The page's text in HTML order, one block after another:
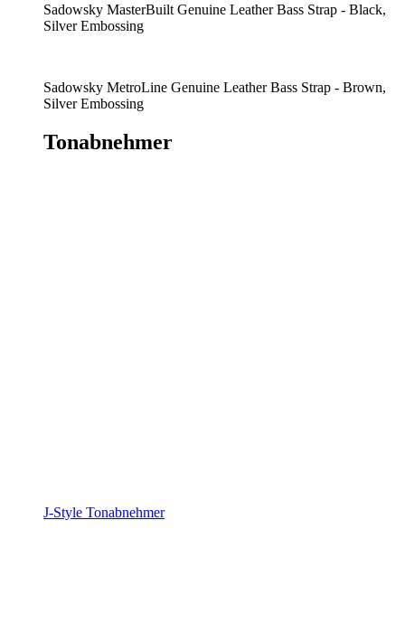
Sadowsky MasterBuilt Genuine Leather Bass Strap - Black,
Silver Embossing
Sadowsky MetroLine Genuine Leather Bass Strap - Brown,
Silver Embossing
Tonabnehmer
J-Style Tonabnehmer